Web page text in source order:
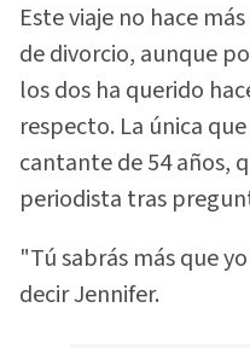
Este viaje no hace
de divorcio, aunque
los dos ha querido
respecto. La única
cantante de 54 años,
periodista tras
"Tú sabrás más que
decir Jennifer.